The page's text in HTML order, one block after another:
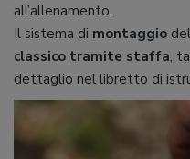
all’allenamento.
Il sistema di montaggio
classico tramite staffa,
dettaglio nel libretto di